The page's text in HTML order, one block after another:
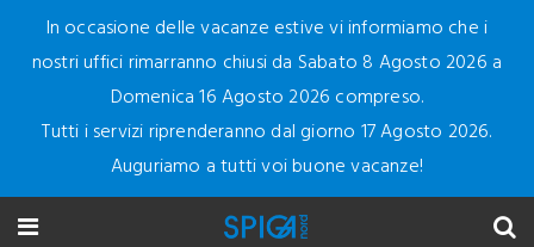
In occasione delle vacanze estive vi informiamo che i
nostri uffici rimarranno chiusi da Sabato 8 Agosto 2026 a
Domenica 16 Agosto 2026 compreso.
Tutti i servizi riprenderanno dal giorno 17 Agosto 2026.
Auguriamo a tutti voi buone vacanze!